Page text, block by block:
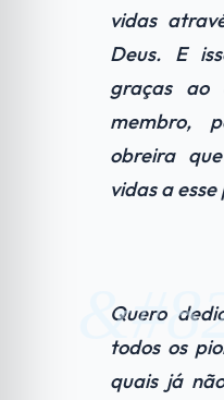
vidas
Deus. E
graças ao
membro,
obreira
vidas a
Quero
todos os
quais já